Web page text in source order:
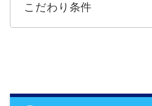
こだわり条件